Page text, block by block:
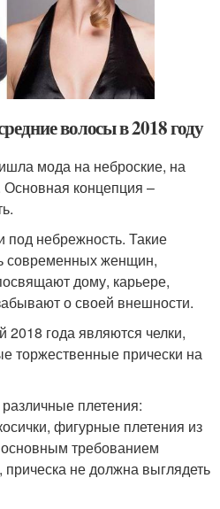
волосы в 2018 году
мода на неброские, на
Основная концепция –
под небрежность. Такие
современных женщин,
дому, карьере,
о своей внешности.
года являются челки,
торжественные прически на
плетения:
фигурные плетения из
требованием
прическа не должна выглядеть